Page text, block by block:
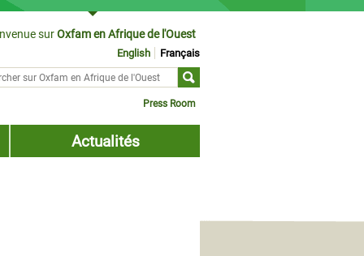
surOxfam en Afrique de l'Ouest
sur
English Français
Press Room
Actualités